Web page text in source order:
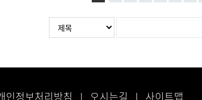
인정보처리방침 오시는길 사이트맵